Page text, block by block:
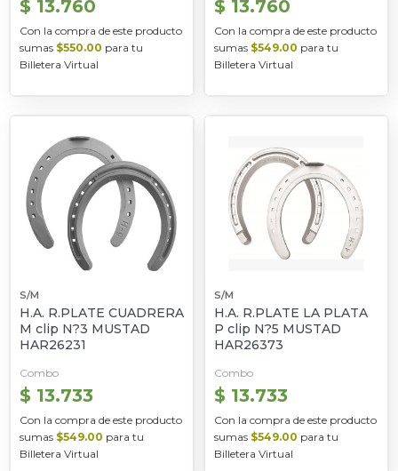
$ 13.760
Con la compra de este producto
sumas $550.00 para tu
Billetera Virtual
$ 13.760
Con la compra de este producto
sumas $549.00 para tu
Billetera Virtual
S/M
H.A. R.PLATE CUADRERA
M clip N?3 MUSTAD
HAR26231
Combo
$ 13.733
Con la compra de este producto
sumas $549.00 para tu
Billetera Virtual
S/M
H.A. R.PLATE LA PLATA
P clip N?5 MUSTAD
HAR26373
Combo
$ 13.733
Con la compra de este producto
sumas $549.00 para tu
Billetera Virtual